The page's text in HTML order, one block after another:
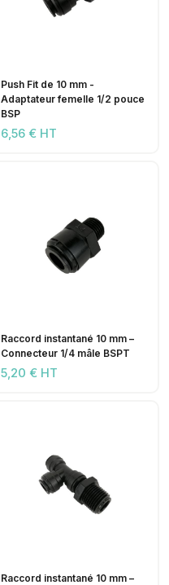
Push Fit de 10 mm -
Adaptateur femelle 1/2 pouce
BSP
6,56 € HT
Raccord instantané 10 mm –
Connecteur 1/4 mâle BSPT
5,20 € HT
Raccord instantané 10 mm –